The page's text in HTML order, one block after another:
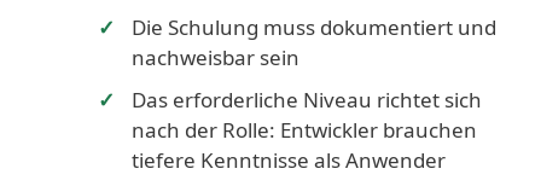
Die Schulung muss dokumentiert und
nachweisbar sein
Das erforderliche Niveau richtet sich
nach der Rolle: Entwickler brauchen
tiefere Kenntnisse als Anwender